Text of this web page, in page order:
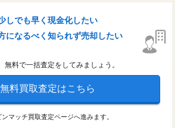
しでも早く現金化したい
になるべく知られず売却したい
無料で一括査定をしてみましょう。
無料買取査定はこちら
マッチ買取査定ページへ進みます。